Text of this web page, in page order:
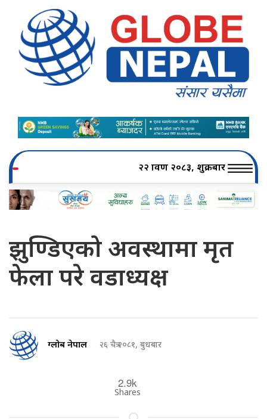
२२ श्रावण २०८३, शुक्रबार
झुण्डिएको अवस्थामा मृत
फेला परे वडाध्यक्ष
ग्लोब नेपाल २६ चैत्र २०८१, बुधबार
2.9k
Shares